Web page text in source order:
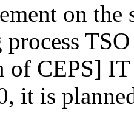
on
of CEPS]
it is